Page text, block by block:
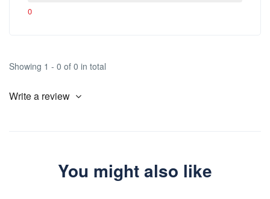
0
Showing 1 - 0 of 0 in total
Write a review
You might also like